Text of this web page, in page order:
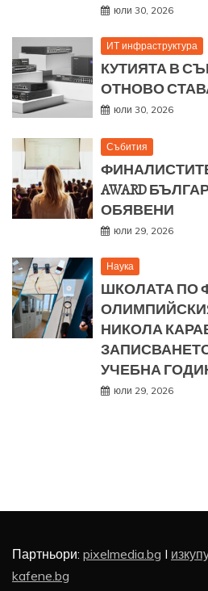
юли 30, 2026
ИТ инфраструктура
КУТИЯТА В
ОТНОВО
юли 30, 2026
Събития
ФИНАЛИСТИТЕ
AWARD
ОБЯВЕНИ
юли 29, 2026
Наука
ШКОЛАТА ПО
НИКОЛА
УЧЕБНА
юли 29, 2026
Партньори: pixelmedia.bg I
kafene.bg